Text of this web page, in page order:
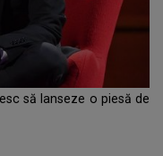
să lanseze o piesă de